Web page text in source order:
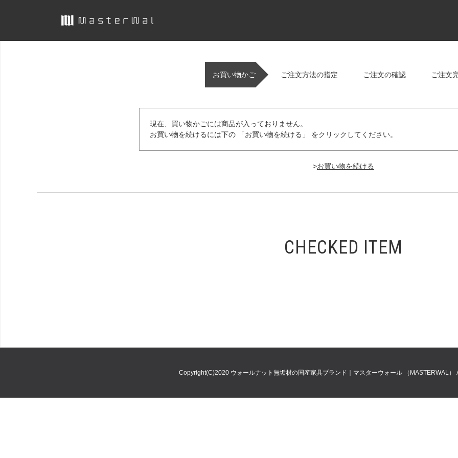
お買い物かご ご注文方法の指定 ご注文の確認 ご注文
現在、買い物かごには商品が入っておりません。
お買い物を続けるには下の 「お買い物を続ける」 をクリックしてください。
>
CHECKED ITEM
Copyright(C)2020 ウォールナット無垢材の国産家具ブランド｜マスターウォール （MASTERWAL）